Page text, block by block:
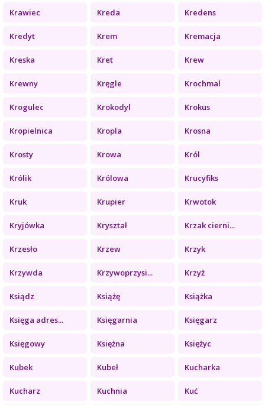
Krawiec Kreda Kredens
Kredyt Krem Kremacja
Kreska Kret Krew
Krewny Kręgle Krochmal
Krogulec Krokodyl Krokus
Kropielnica Kropla Krosna
Krosty Krowa Król
Królik Królowa Krucyfiks
Kruk Krupier Krwotok
Kryjówka Kryształ Krzak cierni...
Krzesło Krzew Krzyk
Krzywda Krzywoprzysi... Krzyż
Ksiądz Książę Książka
Księga adres... Księgarnia Księgarz
Księgowy Księżna Księżyc
Kubek Kubeł Kucharka
Kucharz Kuchnia Kuć